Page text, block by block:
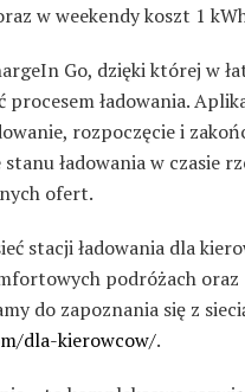
w weekendy koszt 1
Go, dzięki której w
procesem ładowania.
rozpoczęcie i
ładowania w czasie
ofert.
stacji ładowania dla
podróżach oraz
do zapoznania się z
dla-kierowcow/.